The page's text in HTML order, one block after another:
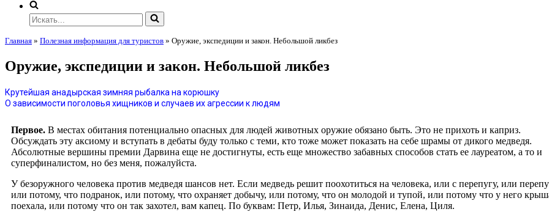
Главная » Полезная информация для туристов » Оружие, экспедиции и закон. Небольшой ликбез
Оружие, экспедиции и закон. Небольшой ликбез
Крутейшая анадырская зимняя рыбалка на корюшку
О зависимости поголовья хищников и случаев их агрессии к людям
Первое. В местах обитания потенциально опасных для людей животных оружие обязано быть. Это не прихоть и каприз.
Обсуждать эту аксиому и вступать в дебаты буду только с теми, кто тоже может показать на себе шрамы от дикого медведя.
Абсолютные вершины премии Дарвина еще не достигнуты, есть еще множество забавных способов стать ее лауреатом, а то и
суперфиналистом, но без меня, пожалуйста.
У безоружного человека против медведя шансов нет. Если медведь решит поохотиться на человека, или с перепугу, или
или потому, что подранок, или потому, что охраняет добычу, или потому, что он молодой и тупой, или потому что у него
поехала, или потому что он так захотел, вам капец. По буквам: Петр, Илья, Зинаида, Денис, Елена, Циля.